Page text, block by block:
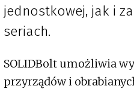
jednostkowej, jak i
seriach.
SOLIDBolt umożliwia
przyrządów i